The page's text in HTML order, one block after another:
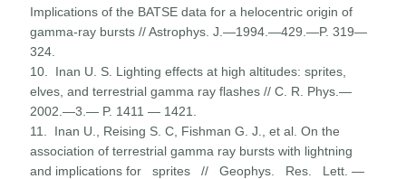
Implications of the BATSE data for a helocentric origin of
gamma-ray bursts // Astrophys. J.—1994.—429.—P. 319—
324.
10. Inan U. S. Lighting effects at high altitudes: sprites,
elves, and terrestrial gamma ray flashes // C. R. Phys.—
2002.—3.— P. 1411 — 1421.
11. Inan U., Reising S. C, Fishman G. J., et al. On the
association of terrestrial gamma ray bursts with lightning
and implications for sprites // Geophys. Res. Lett. —